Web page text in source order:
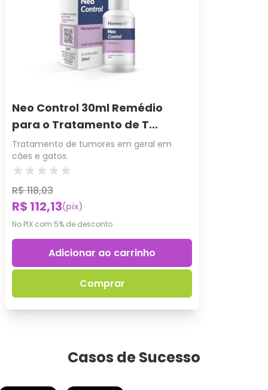
Neo Control 30ml Remédio
para o Tratamento de T...
Tratamento de tumores em geral em
cães e gatos.
R$ 118,03
R$ 112,13(pix)
No PIX com 5% de desconto
Adicionar ao carrinho
Comprar
Casos de Sucesso